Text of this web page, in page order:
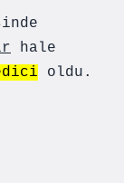
hale
oldu.